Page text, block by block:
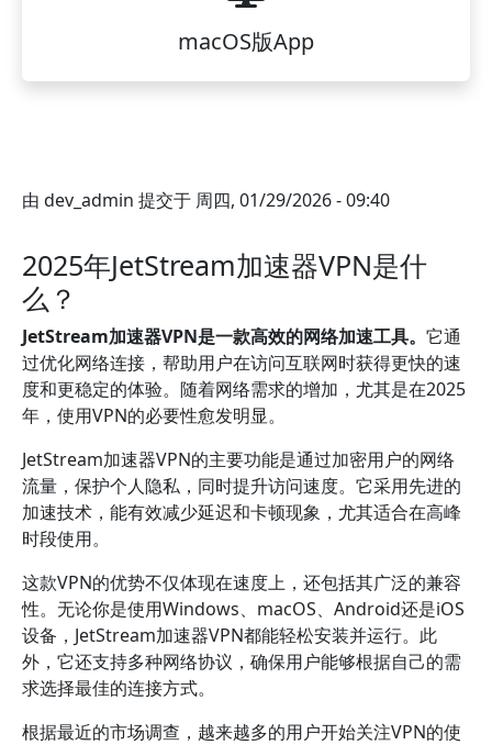
macOS版App
由 dev_admin 提交于 周四, 01/29/2026 - 09:40
2025年JetStream加速器VPN是什
么？
JetStream加速器VPN是一款高效的网络加速工具。 它通
过优化网络连接，帮助用户在访问互联网时获得更快的速
度和更稳定的体验。随着网络需求的增加，尤其是在2025
年，使用VPN的必要性愈发明显。
JetStream加速器VPN的主要功能是通过加密用户的网络
流量，保护个人隐私，同时提升访问速度。它采用先进的
加速技术，能有效减少延迟和卡顿现象，尤其适合在高峰
时段使用。
这款VPN的优势不仅体现在速度上，还包括其广泛的兼容
性。无论你是使用Windows、macOS、Android还是iOS
设备，JetStream加速器VPN都能轻松安装并运行。此
外，它还支持多种网络协议，确保用户能够根据自己的需
求选择最佳的连接方式。
根据最近的市场调查，越来越多的用户开始关注VPN的使